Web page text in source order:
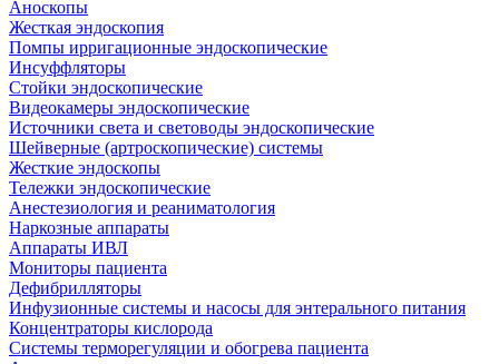
Аноскопы
Жесткая эндоскопия
Помпы ирригационные эндоскопические
Инсуффляторы
Стойки эндоскопические
Видеокамеры эндоскопические
Источники света и световоды эндоскопические
Шейверные (артроскопические) системы
Жесткие эндоскопы
Тележки эндоскопические
Анестезиология и реаниматология
Наркозные аппараты
Аппараты ИВЛ
Мониторы пациента
Дефибрилляторы
Инфузионные системы и насосы для энтерального питания
Концентраторы кислорода
Системы терморегуляции и обогрева пациента